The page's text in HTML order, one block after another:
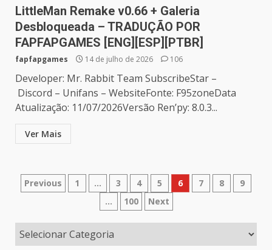
LittleMan Remake v0.66 + Galeria
Desbloqueada – TRADUÇÃO POR
FAPFAPGAMES [ENG][ESP][PTBR]
fapfapgames 14 de julho de 2026 106
Developer: Mr. Rabbit Team SubscribeStar –
Discord – Unifans – WebsiteFonte: F95zoneData
Atualização: 11/07/2026Versão Ren’py: 8.0.3...
Ver Mais
Paginação
posts
Previous 1 … 3 4 5 6 7 8
9
…
100 Next